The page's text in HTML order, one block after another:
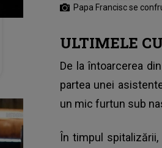
Papa Francisc se
ULTIMELE
De la întoarcerea
partea unei
un mic furtun sub
În timpul